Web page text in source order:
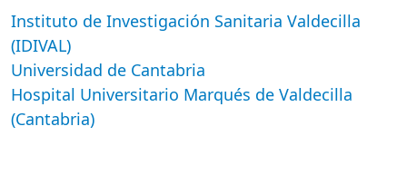
Instituto de Investigación Sanitaria Valdecilla
(IDIVAL)
Universidad de Cantabria
Hospital Universitario Marqués de Valdecilla
(Cantabria)